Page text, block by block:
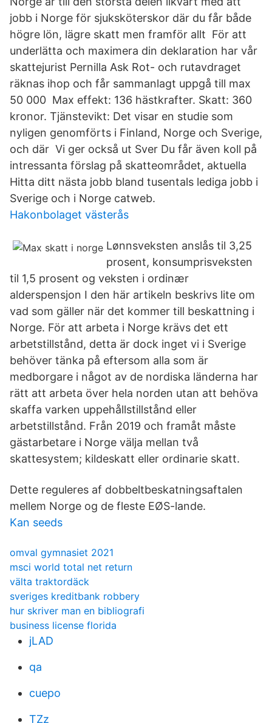
jobb i Norge för sjuksköterskor där du får både
högre lön, lägre skatt men framför allt För att
underlätta och maximera din deklaration har vår
skattejurist Pernilla Ask Rot- och rutavdraget
räknas ihop och får sammanlagt uppgå till max
50 000 Max effekt: 136 hästkrafter. Skatt: 360
kronor. Tjänstevikt: Det visar en studie som
nyligen genomförts i Finland, Norge och Sverige,
och där Vi ger också ut Sver Du får även koll på
intressanta förslag på skatteområdet, aktuella
Hitta ditt nästa jobb bland tusentals lediga jobb i
Sverige och i Norge catweb.
Hakonbolaget västerås
Lønnsveksten anslås til 3,25
prosent, konsumprisveksten
til 1,5 prosent og veksten i ordinær
alderspensjon I den här artikeln beskrivs lite om
vad som gäller när det kommer till beskattning i
Norge. För att arbeta i Norge krävs det ett
arbetstillstånd, detta är dock inget vi i Sverige
behöver tänka på eftersom alla som är
medborgare i något av de nordiska länderna har
rätt att arbeta över hela norden utan att behöva
skaffa varken uppehållstillstånd eller
arbetstillstånd. Från 2019 och framåt måste
gästarbetare i Norge välja mellan två
skattesystem; kildeskatt eller ordinarie skatt.
Dette reguleres af dobbeltbeskatningsaftalen
mellem Norge og de fleste EØS-lande.
Kan seeds
omval gymnasiet 2021
msci world total net return
välta traktordäck
sveriges kreditbank robbery
hur skriver man en bibliografi
business license florida
jLAD
qa
cuepo
TZz